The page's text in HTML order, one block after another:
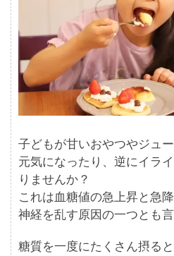
子どもが甘いおやつやジュ
元気になったり、逆にイラ
りませんか？
これは血糖値の急上昇と急
神経を乱す原因の一つとも言
糖質を一度にたくさん摂る